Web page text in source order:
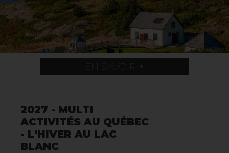
EN SAVOIR +
2027 - MULTI
ACTIVITÉS AU QUÉBEC
- L'HIVER AU LAC
BLANC